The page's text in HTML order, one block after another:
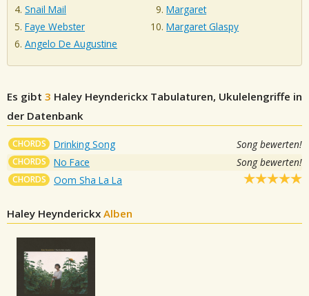
Snail Mail
Faye Webster
Angelo De Augustine
Margaret
Margaret Glaspy
Es gibt 3 Haley Heynderickx Tabulaturen, Ukulelengriffe in
der Datenbank
CHORDS Drinking Song Song bewerten!
CHORDS No Face Song bewerten!
CHORDS Oom Sha La La
Haley Heynderickx Alben